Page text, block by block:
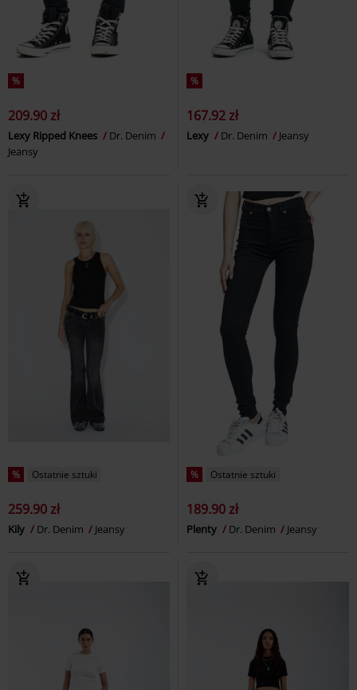
%
209.90 zł
Lexy Ripped Knees
Dr. Denim
Jeansy
%
167.92 zł
Lexy Dr. Denim Jeansy
% Ostatnie sztuki
259.90 zł
Kily Dr. Denim Jeansy
% Ostatnie sztuki
189.90 zł
Plenty Dr. Denim Jeansy